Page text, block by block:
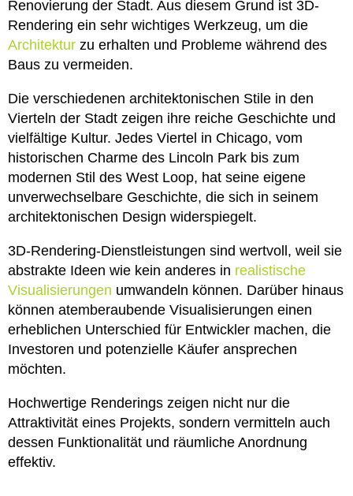
Renovierung der Stadt. Aus diesem Grund ist 3D-
Rendering ein sehr wichtiges Werkzeug, um die
Architektur zu erhalten und Probleme während des
Baus zu vermeiden.
Die verschiedenen architektonischen Stile in den
Vierteln der Stadt zeigen ihre reiche Geschichte und
vielfältige Kultur. Jedes Viertel in Chicago, vom
historischen Charme des Lincoln Park bis zum
modernen Stil des West Loop, hat seine eigene
unverwechselbare Geschichte, die sich in seinem
architektonischen Design widerspiegelt.
3D-Rendering-Dienstleistungen sind wertvoll, weil sie
abstrakte Ideen wie kein anderes in realistische
Visualisierungen umwandeln können. Darüber hinaus
können atemberaubende Visualisierungen einen
erheblichen Unterschied für Entwickler machen, die
Investoren und potenzielle Käufer ansprechen
möchten.
Hochwertige Renderings zeigen nicht nur die
Attraktivität eines Projekts, sondern vermitteln auch
dessen Funktionalität und räumliche Anordnung
effektiv.